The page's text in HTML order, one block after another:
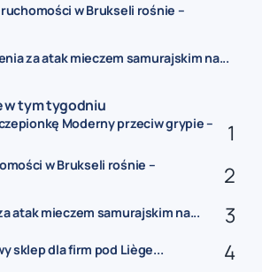
w Brukseli rośnie –
za atak mieczem samurajskim na...
w tym tygodniu
Moderny przeciw grypie –
w Brukseli rośnie –
atak mieczem samurajskim na...
sklep dla firm pod Liège...